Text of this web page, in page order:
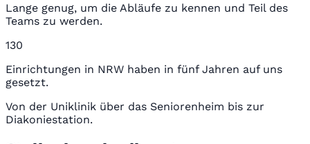
Lange genug, um die Abläufe zu kennen und Teil des
Teams zu werden.
130
Einrichtungen in NRW haben in fünf Jahren auf uns
gesetzt.
Von der Uniklinik über das Seniorenheim bis zur
Diakoniestation.